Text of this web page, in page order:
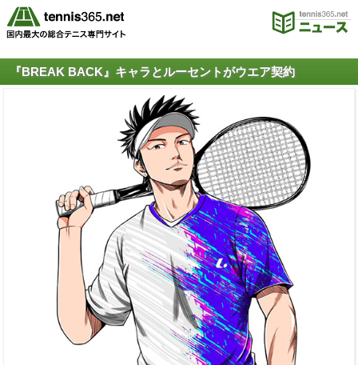
『BREAK BACK』キャラとルーセントがウエア契約